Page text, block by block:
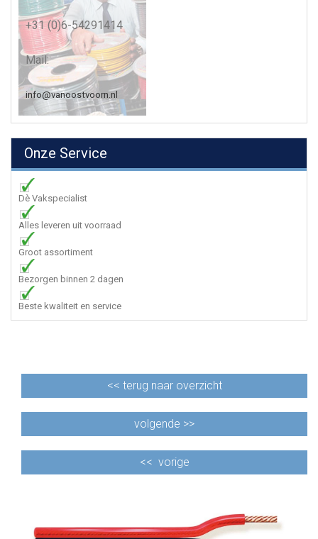
+31 (0)6-54291414
Mail:
info@vanoostvoorn.nl
Onze Service
Dè Vakspecialist
Alles leveren uit voorraad
Groot assortiment
Bezorgen binnen 2 dagen
Beste kwaliteit en service
<< terug naar overzicht
volgende >>
<< vorige